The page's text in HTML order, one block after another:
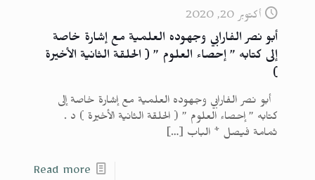
أكتوبر 20, 2020
أبو نصر الفارابي وجهوده العلمية مع إشارة خاصة
إلى كتابه ” إحصاء العلوم ” ( الحلقة الثانية الأخيرة
)
أبو نصر الفارابي وجهوده العلمية مع إشارة خاصة إلى
كتابه ” إحصاء العلوم ” ( الحلقة الثانية الأخيرة ) د .
ثمامة فيصل * الباب […]
Read more